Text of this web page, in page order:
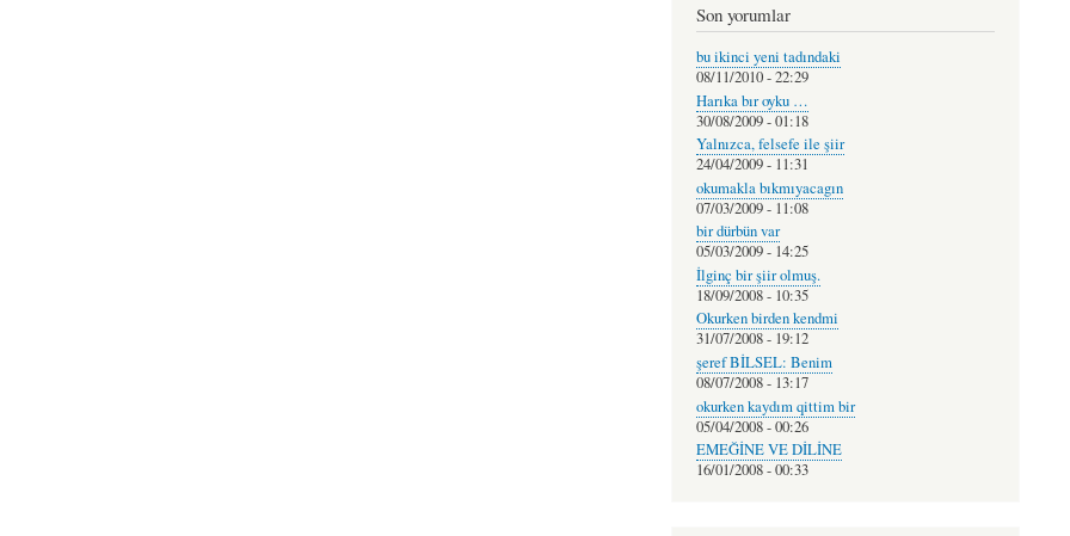
Son yorumlar
bu ikinci yeni tadındaki
08/11/2010 - 22:29
Harıka bır oyku …
30/08/2009 - 01:18
Yalnızca, felsefe ile şiir
24/04/2009 - 11:31
okumakla bıkmıyacagın
07/03/2009 - 11:08
bir dürbün var
05/03/2009 - 14:25
İlginç bir şiir olmuş.
18/09/2008 - 10:35
Okurken birden kendmi
31/07/2008 - 19:12
şeref BİLSEL: Benim
08/07/2008 - 13:17
okurken kaydım qittim bir
05/04/2008 - 00:26
EMEĞİNE VE DİLİNE
16/01/2008 - 00:33